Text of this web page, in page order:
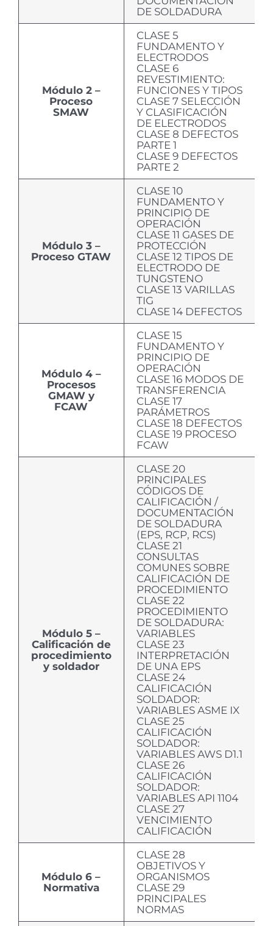
DE SOLDADURA
Módulo 2 –
Proceso
SMAW
CLASE 5
FUNDAMENTO Y
ELECTRODOS
CLASE 6
REVESTIMIENTO:
FUNCIONES Y TIPOS
CLASE 7 SELECCIÓN
Y CLASIFICACIÓN
DE ELECTRODOS
CLASE 8 DEFECTOS
PARTE 1
CLASE 9 DEFECTOS
PARTE 2
Módulo 3 –
Proceso GTAW
CLASE 10
FUNDAMENTO Y
PRINCIPIO DE
OPERACIÓN
CLASE 11 GASES DE
PROTECCIÓN
CLASE 12 TIPOS DE
ELECTRODO DE
TUNGSTENO
CLASE 13 VARILLAS
TIG
CLASE 14 DEFECTOS
Módulo 4 –
Procesos
GMAW y
FCAW
CLASE 15
FUNDAMENTO Y
PRINCIPIO DE
OPERACIÓN
CLASE 16 MODOS DE
TRANSFERENCIA
CLASE 17
PARÁMETROS
CLASE 18 DEFECTOS
CLASE 19 PROCESO
FCAW
Módulo 5 –
Calificación de
procedimiento
y soldador
CLASE 20
PRINCIPALES
CÓDIGOS DE
CALIFICACIÓN /
DOCUMENTACIÓN
DE SOLDADURA
(EPS, RCP, RCS)
CLASE 21
CONSULTAS
COMUNES SOBRE
CALIFICACIÓN DE
PROCEDIMIENTO
CLASE 22
PROCEDIMIENTO
DE SOLDADURA:
VARIABLES
CLASE 23
INTERPRETACIÓN
DE UNA EPS
CLASE 24
CALIFICACIÓN
SOLDADOR:
VARIABLES ASME IX
CLASE 25
CALIFICACIÓN
SOLDADOR:
VARIABLES AWS D1.1
CLASE 26
CALIFICACIÓN
SOLDADOR:
VARIABLES API 1104
CLASE 27
VENCIMIENTO
CALIFICACIÓN
Módulo 6 –
Normativa
CLASE 28
OBJETIVOS Y
ORGANISMOS
CLASE 29
PRINCIPALES
NORMAS